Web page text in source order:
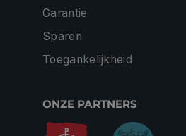
Garantie
Sparen
Toegankelijkheid
ONZE PARTNERS